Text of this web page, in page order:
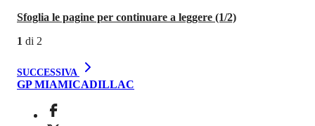
Sfoglia le pagine per continuare a leggere (1/2)
1 di 2
SUCCESSIVA
GP MIAMICADILLAC